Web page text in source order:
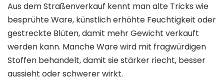
Aus dem Straßenverkauf kennt man alte Tricks wie
besprühte Ware, künstlich erhöhte Feuchtigkeit oder
gestreckte Blüten, damit mehr Gewicht verkauft
werden kann. Manche Ware wird mit fragwürdigen
Stoffen behandelt, damit sie stärker riecht, besser
aussieht oder schwerer wirkt.